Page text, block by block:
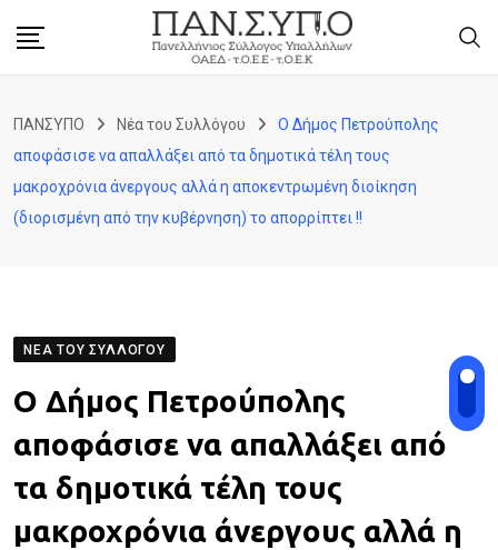
ΠΑΝΣΥΠΟ Νέα του Συλλόγου
Ο Δήμος Πετρούπολης
αποφάσισε να απαλλάξει από τα δημοτικά τέλη τους
μακροχρόνια άνεργους αλλά η αποκεντρωμένη διοίκηση
(διορισμένη από την κυβέρνηση) το απορρίπτει !!
ΝΈΑ ΤΟΥ ΣΥΛΛΌΓΟΥ
Ο Δήμος Πετρούπολης
αποφάσισε να απαλλάξει από
τα δημοτικά τέλη τους
μακροχρόνια άνεργους αλλά η